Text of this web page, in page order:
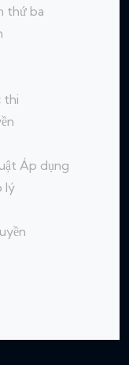
thứ ba
thi
Áp dụng
lý